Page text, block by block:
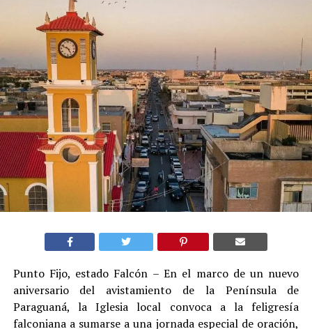
Punto Fijo, estado Falcón – En el marco de un nuevo
aniversario del avistamiento de la Península de
Paraguaná, la Iglesia local convoca a la feligresía
falconiana a sumarse a una jornada especial de oración,